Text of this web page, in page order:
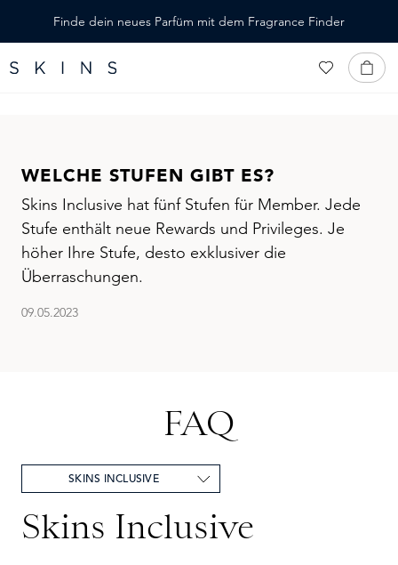
SPRINGENFinde dein neues Parfüm mit dem Fragrance Finder
WELCHE STUFEN GIBT ES?
Skins Inclusive hat fünf Stufen für Member. Jede
Stufe enthält neue Rewards und Privileges. Je
höher Ihre Stufe, desto exklusiver die
Überraschungen.
09.05.2023
FAQ
SKINS INCLUSIVE
Skins Inclusive